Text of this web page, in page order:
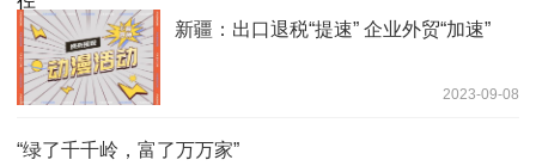
新疆：出口退税“提速” 企业外贸“加速”
2023-09-08
“绿了千千岭，富了万万家”